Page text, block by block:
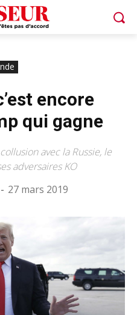
encore
qui gagne
avec la Russie, le
adversaires KO
- 27 mars 2019